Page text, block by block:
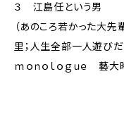
３ 江島任という男
（あのころ若かった大
里；人生全部一人遊びだ
ｍｏｎｏｌｏｇｕｅ 藝